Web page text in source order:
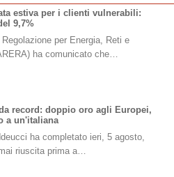
estiva per i clienti vulnerabili:
9,7%
Regolazione per Energia, Reti e
ha comunicato che…
record: doppio oro agli Europei,
a un'italiana
ha completato ieri, 5 agosto,
riuscita prima a…